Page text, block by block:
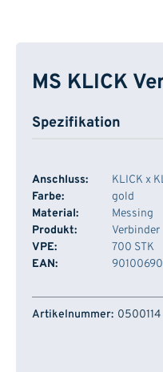
MS KLICK
Spezifikation
Anschluss:
KLICK x
Farbe:
gold
Material:
Messing
Produkt:
Verbinder
VPE:
700 STK
EAN:
Artikelnummer Lager
0500114